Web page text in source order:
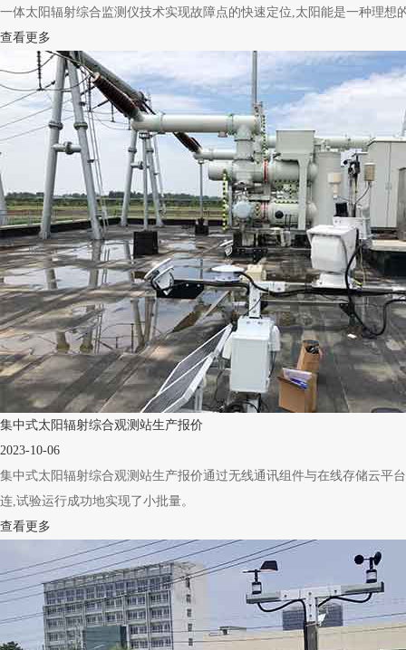
一体太阳辐射综合监测仪技术实现故障点的快速定位,太阳能是一种理想的
查看更多
集中式太阳辐射综合观测站生产报价
2023-10-06
集中式太阳辐射综合观测站生产报价通过无线通讯组件与在线存储云平
连,试验运行成功地实现了小批量。
查看更多